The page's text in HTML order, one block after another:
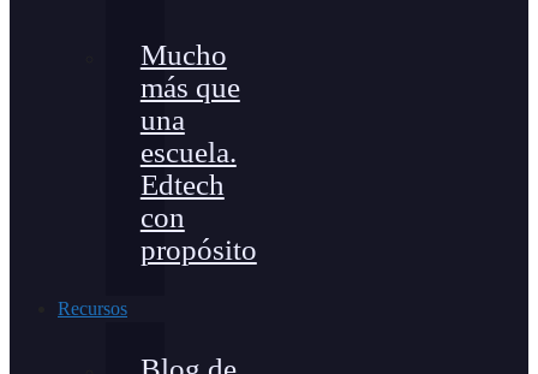
Mucho
más que
una
escuela.
Edtech
con
propósito
Recursos